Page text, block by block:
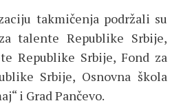
takmičenja podržali su
talente Republike Srbije,
Republike Srbije, Fond za
Srbije, Osnovna škola
i Grad Pančevo.